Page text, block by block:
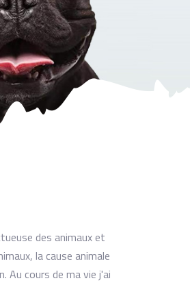
des animaux et
la cause animale
Au cours de ma vie j'ai